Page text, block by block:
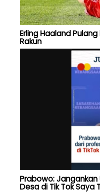
Erling Haaland
Rakun
Prabowo: Jangankan
Desa di Tik Tok Saya